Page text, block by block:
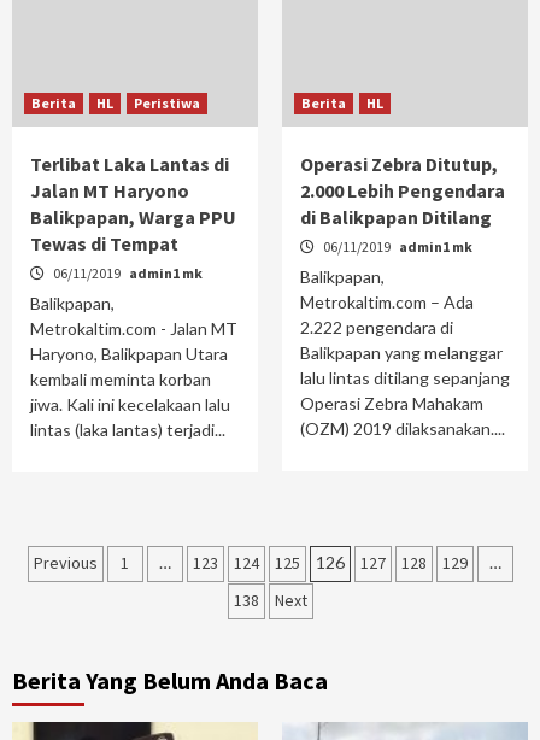
Berita HL Peristiwa
Terlibat Laka Lantas di
Jalan MT Haryono
Balikpapan, Warga PPU
Tewas di Tempat
06/11/2019 admin1 mk
Balikpapan,
Metrokaltim.com - Jalan MT
Haryono, Balikpapan Utara
kembali meminta korban
jiwa. Kali ini kecelakaan lalu
lintas (laka lantas) terjadi...
Berita HL
Operasi Zebra Ditutup,
2.000 Lebih Pengendara
di Balikpapan Ditilang
06/11/2019 admin1 mk
Balikpapan,
Metrokaltim.com – Ada
2.222 pengendara di
Balikpapan yang melanggar
lalu lintas ditilang sepanjang
Operasi Zebra Mahakam
(OZM) 2019 dilaksanakan....
Paginasi
Previous 1 … 123 124 125 126 127 128 129 …
138 Next
Berita Yang Belum Anda Baca